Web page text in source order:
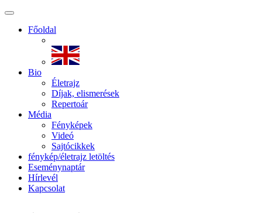
Főoldal
Bio
Életrajz
Díjak, elismerések
Repertoár
Média
Fényképek
Videó
Sajtócikkek
fénykép/életrajz letöltés
Eseménynaptár
Hírlevél
Kapcsolat